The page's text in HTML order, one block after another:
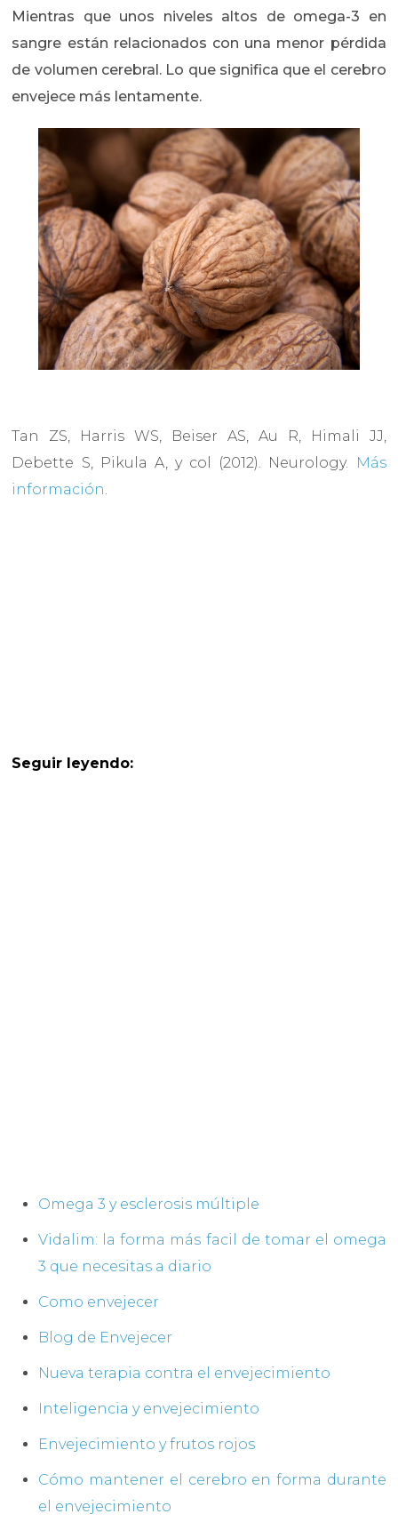
Mientras que unos niveles altos de omega-3 en
sangre están relacionados con una menor pérdida
de volumen cerebral. Lo que significa que el cerebro
envejece más lentamente.
Tan ZS, Harris WS, Beiser AS, Au R, Himali JJ,
Debette S, Pikula A, y col (2012). Neurology.
Más
información
Seguir leyendo:
Omega 3 y esclerosis múltiple
Vidalim: la forma más facil de tomar el omega
3 que necesitas a diario
Como envejecer
Blog de Envejecer
Nueva terapia contra el envejecimiento
Inteligencia y envejecimiento
Envejecimiento y frutos rojos
Cómo mantener el cerebro en forma durante
el envejecimiento